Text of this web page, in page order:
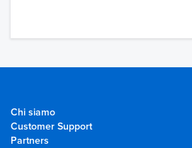
Chi siamo
Customer Support
Partners